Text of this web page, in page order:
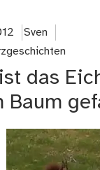
Sven
das
Baum